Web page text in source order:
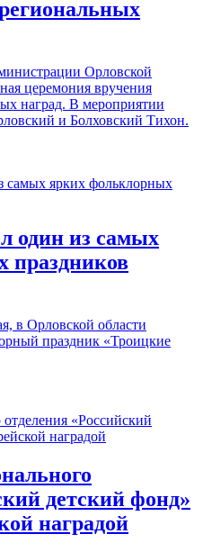
Орловской
церемония вручения
наград. В мероприятии
и Болховский Тихон.
один из самых
праздников
в Орловской области
праздник «Троицкие
детский фонд»
наградой